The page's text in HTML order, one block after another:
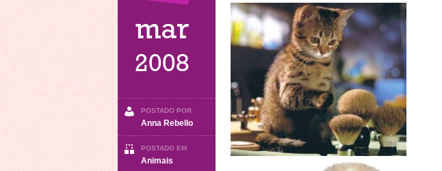
mar
2008
POSTADO POR
Anna Rebello
POSTADO EM
Animais